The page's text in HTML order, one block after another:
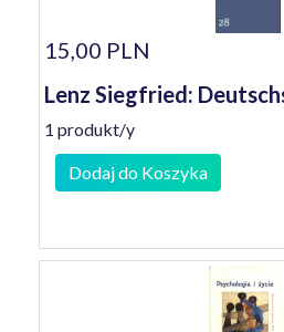
15,00 PLN
Lenz Siegfried:
1 produkt/y
Dodaj do Koszyka